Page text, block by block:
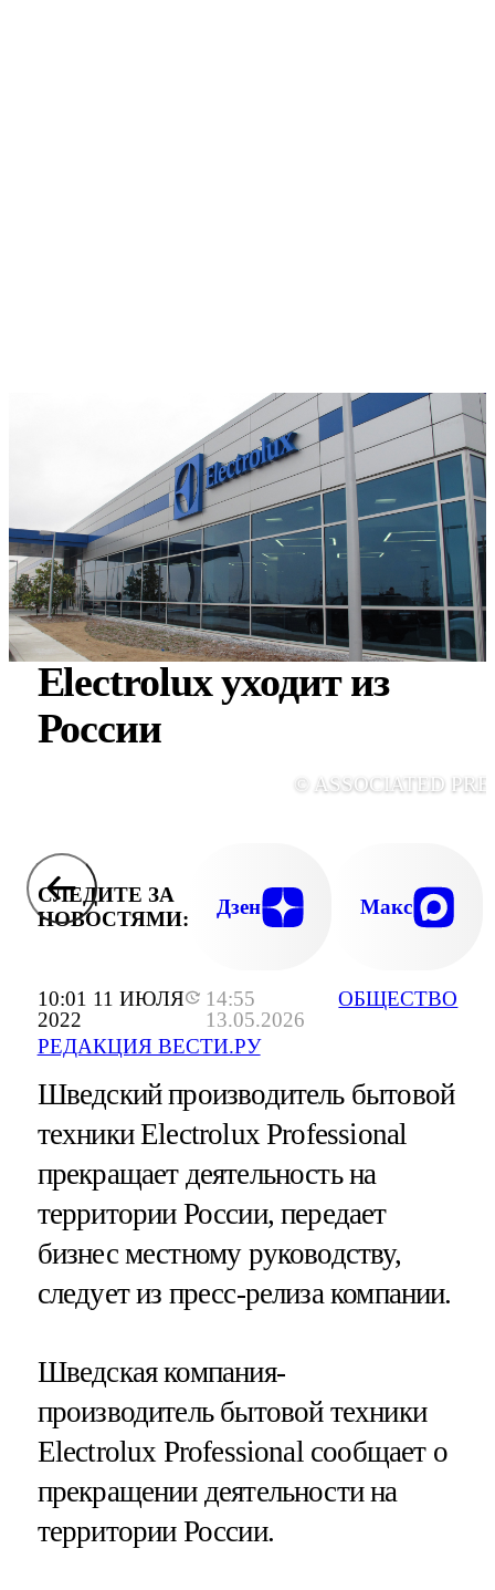
10:01 11 ИЮЛЯ
2022
14:55
13.05.2026
РЕДАКЦИЯ ВЕСТИ.РУ
ОБЩЕСТВО
Electrolux уходит из
России
© ASSOCIATED
СЛЕДИТЕ ЗА
НОВОСТЯМИ:
Дзен Макс
Шведский производитель бытовой
техники Electrolux Professional
прекращает деятельность на
территории России, передает
бизнес местному руководству,
следует из пресс-релиза компании.
Шведская компания-
производитель бытовой техники
Electrolux Professional сообщает о
прекращении деятельности на
территории России.